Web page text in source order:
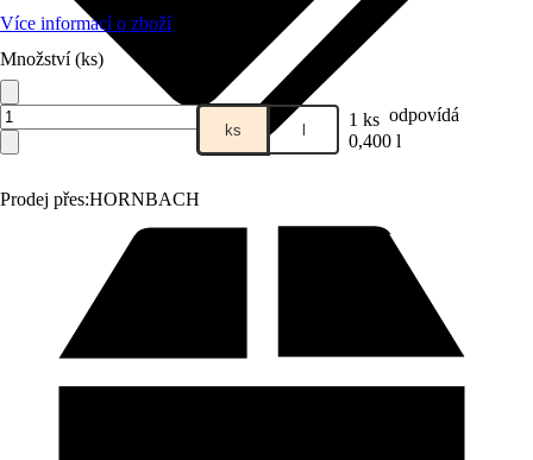
Prodej přes:HORNBACH
Více informací o zboží
Množství (ks)
ks l 1 ks odpovídá
0,400 l